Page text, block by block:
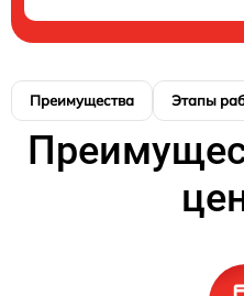
Преимущества Этапы